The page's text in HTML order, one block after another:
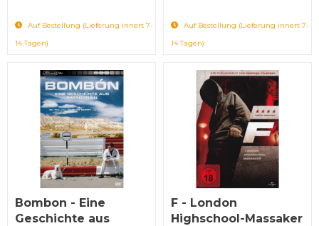
Auf Bestellung (Lieferung innert 7-
14 Tagen)
Auf Bestellung (Lieferung innert 7-
14 Tagen)
Bombon - Eine
Geschichte aus
F - London
Highschool-Massaker